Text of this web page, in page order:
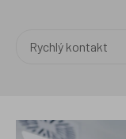
Rychlý kontakt